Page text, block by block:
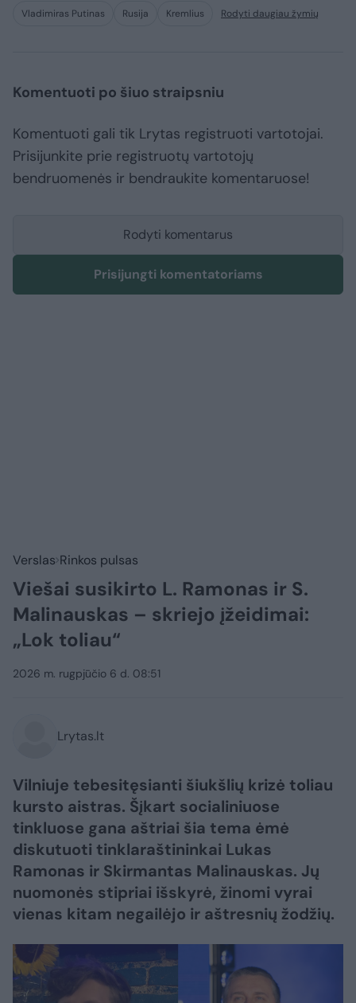
Vladimiras Putinas Rusija Kremlius Rodyti daugiau žymių
Komentuoti po šiuo straipsniu
Komentuoti gali tik Lrytas registruoti vartotojai.
Prisijunkite prie registruotų vartotojų
bendruomenės ir bendraukite komentaruose!
Rodyti komentarus
Prisijungti komentatoriams
Verslas Rinkos pulsas
Viešai susikirto L. Ramonas ir S.
Malinauskas – skriejo įžeidimai:
„Lok toliau“
2026 m. rugpjūčio 6 d. 08:51
Lrytas.lt
Vilniuje tebesitęsianti šiukšlių krizė toliau
kursto aistras. Šįkart socialiniuose
tinkluose gana aštriai šia tema ėmė
diskutuoti tinklaraštininkai Lukas
Ramonas ir Skirmantas Malinauskas. Jų
nuomonės stipriai išskyrė, žinomi vyrai
vienas kitam negailėjo ir aštresnių žodžių.